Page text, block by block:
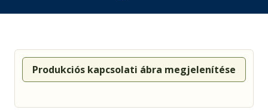
Produkciós kapcsolati ábra megjelenítése